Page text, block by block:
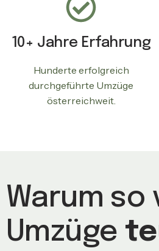
10+ Jahre Erfahrung
Hunderte erfolgreich
durchgeführte Umzüge
österreichweit.
Warum so
Umzüge